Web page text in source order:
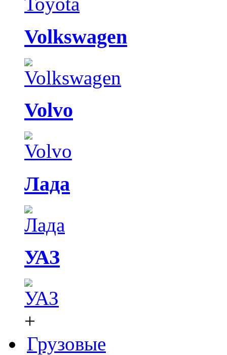
Volkswagen
Volvo
Лада
УАЗ
+
Грузовые